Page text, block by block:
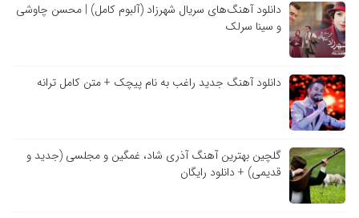
دانلود آهنگ‌های سریال شهرزاد (آلبوم کامل) | محسن چاوشی
و سینا سرلک
دانلود آهنگ جدید راغب به نام پیچک + متن کامل ترانه
گلچین بهترین آهنگ آذری شاد، غمگین و مجلسی (جدید و
قدیمی) + دانلود رایگان